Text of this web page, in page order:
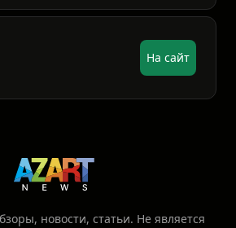
На сайт
новости, статьи. Не является